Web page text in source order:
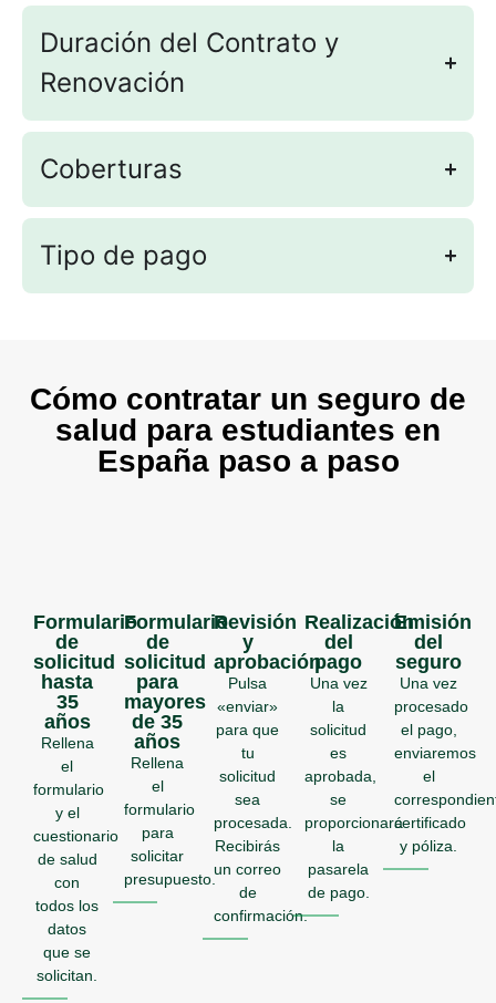
Duración del Contrato y
Renovación
Coberturas
Tipo de pago
Cómo contratar un seguro de
salud para estudiantes en
España paso a paso
Formulario
de
solicitud
hasta
35
años
Rellena
el
formulario
y el
cuestionario
de salud
con
todos los
datos
que se
solicitan.
Formulario
de
solicitud
para
mayores
de 35
años
Rellena
el
formulario
para
solicitar
presupuesto.
Revisión
y
aprobación
Pulsa
«enviar»
para que
tu
solicitud
sea
procesada.
Recibirás
un correo
de
confirmación.
Realización
del
pago
Una vez
la
solicitud
es
aprobada,
se
proporcionará
la
pasarela
de pago.
Emisión
del
seguro
Una vez
procesado
el pago,
enviaremos
el
certificado
y póliza.